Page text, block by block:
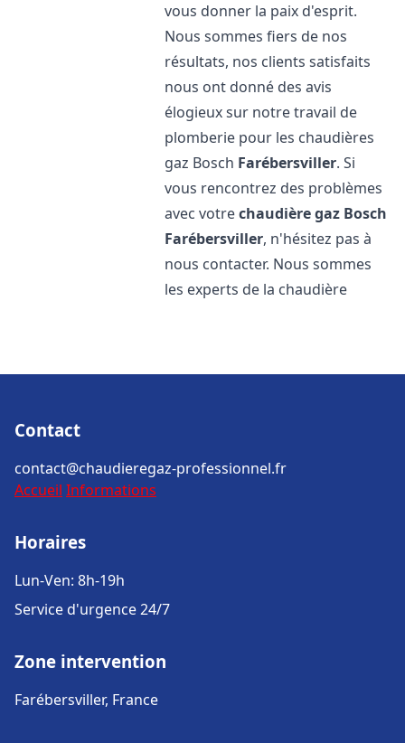
vous donner la paix d'esprit.
Nous sommes fiers de nos
résultats, nos clients satisfaits
nous ont donné des avis
élogieux sur notre travail de
plomberie pour les chaudières
gaz Bosch Farébersviller. Si
vous rencontrez des problèmes
avec votrechaudière gaz Bosch
Farébersviller, n'hésitez pas à
nous contacter. Nous sommes
les experts de la chaudière
Contact
contact@chaudieregaz-professionnel.fr
Accueil Informations
Horaires
Lun-Ven: 8h-19h
Service d'urgence 24/7
Zone intervention
Farébersviller, France